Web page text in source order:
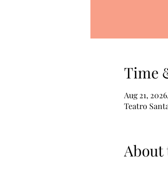
Time
Aug 21,
Teatro
About